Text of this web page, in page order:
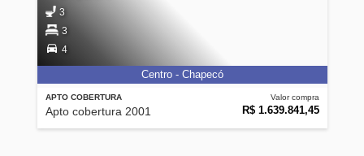
APTO COBERTURA
Apto cobertura 2001
Valor compra
R$ 1.639.841,45
3
3
4
Centro - Chapecó